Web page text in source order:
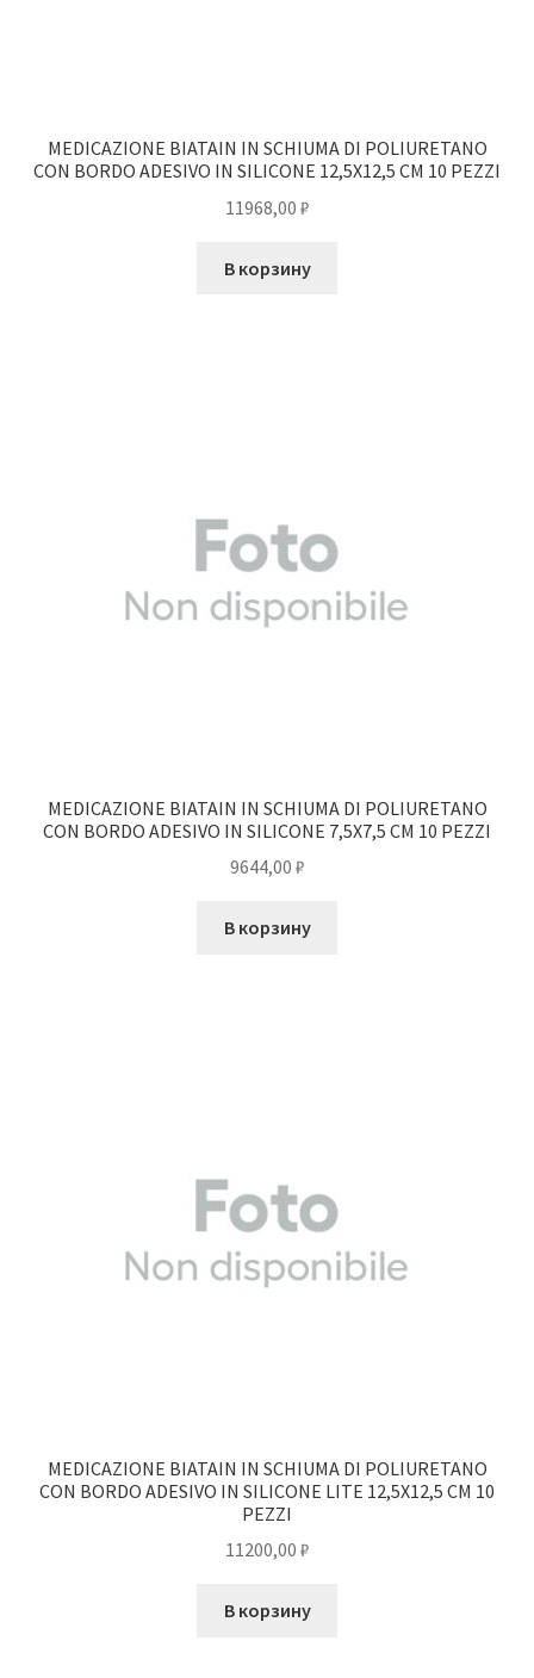
MEDICAZIONE BIATAIN IN SCHIUMA DI POLIURETANO
CON BORDO ADESIVO IN SILICONE 12,5X12,5 CM 10 PEZZI
11968,00 ₽
В корзину
MEDICAZIONE BIATAIN IN SCHIUMA DI POLIURETANO
CON BORDO ADESIVO IN SILICONE 7,5X7,5 CM 10 PEZZI
9644,00 ₽
В корзину
MEDICAZIONE BIATAIN IN SCHIUMA DI POLIURETANO
CON BORDO ADESIVO IN SILICONE LITE 12,5X12,5 CM 10
PEZZI
11200,00 ₽
В корзину